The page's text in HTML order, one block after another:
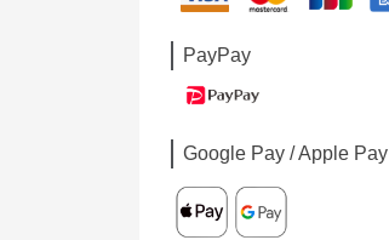
PayPay
Google Pay / Apple Pay